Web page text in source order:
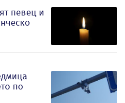
певец и
по